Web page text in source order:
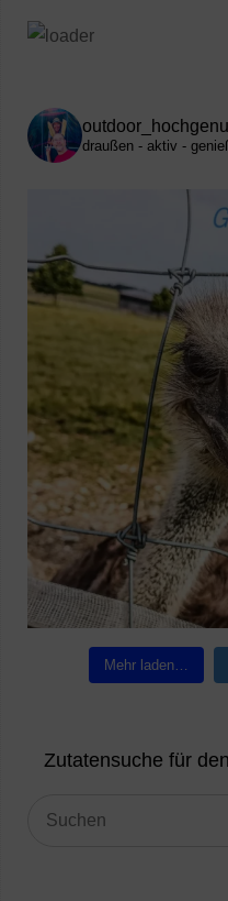
draußen - aktiv -
Mehr laden…
Zutatensuche für